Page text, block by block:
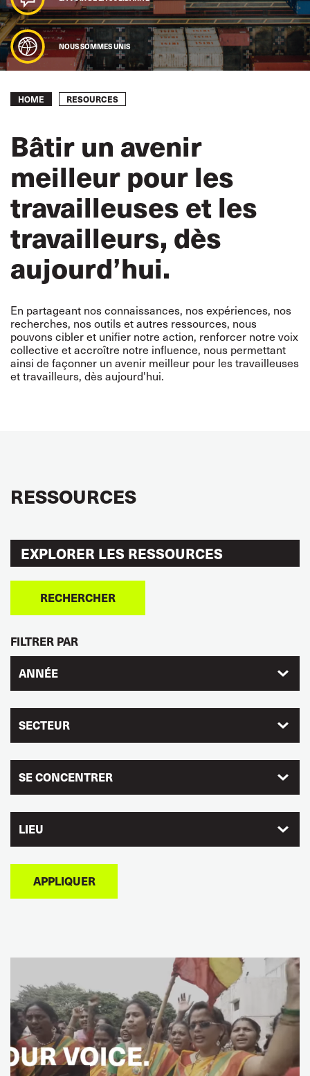
NOUS SOMMES UNIS
Breadcrumb
HOME RESOURCES
Bâtir un avenir
meilleur pour les
travailleuses et les
travailleurs, dès
aujourd’hui.
En partageant nos connaissances, nos expériences, nos
recherches, nos outils et autres ressources, nous
pouvons cibler et unifier notre action, renforcer notre voix
collective et accroître notre influence, nous permettant
ainsi de façonner un avenir meilleur pour les travailleuses
et travailleurs, dès aujourd'hui.
RESSOURCES
RECHERCHER
FILTRER PAR
ANNÉE
SECTEUR
SE CONCENTRER
LIEU